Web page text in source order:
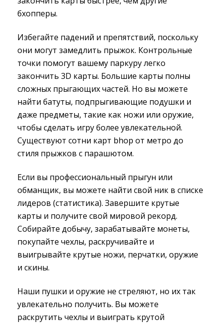
бхопперы.
Избегайте падений и препятствий, поскольку
они могут замедлить прыжок. Контрольные
точки помогут вашему паркуру легко
закончить 3D карты. Большие карты полны
сложных прыгающих частей. Но вы можете
найти батуты, подпрыгивающие подушки и
даже предметы, такие как ножи или оружие,
чтобы сделать игру более увлекательной.
Существуют сотни карт bhop от метро до
стиля прыжков с парашютом.
Если вы профессиональный прыгун или
обманщик, вы можете найти свой ник в списке
лидеров (статистика). Завершите крутые
карты и получите свой мировой рекорд.
Собирайте добычу, зарабатывайте монеты,
покупайте чехлы, раскручивайте и
выигрывайте крутые ножи, перчатки, оружие
и скины.
Наши пушки и оружие не стреляют, но их так
увлекательно получить. Вы можете
раскрутить чехлы и выиграть крутой